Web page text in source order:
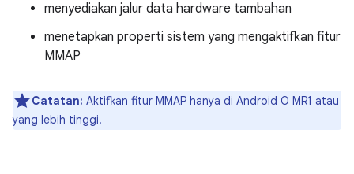
menyediakan jalur data hardware tambahan
menetapkan properti sistem yang mengaktifkan fitur
MMAP
Catatan: Aktifkan fitur MMAP hanya di Android O MR1 atau
yang lebih tinggi.